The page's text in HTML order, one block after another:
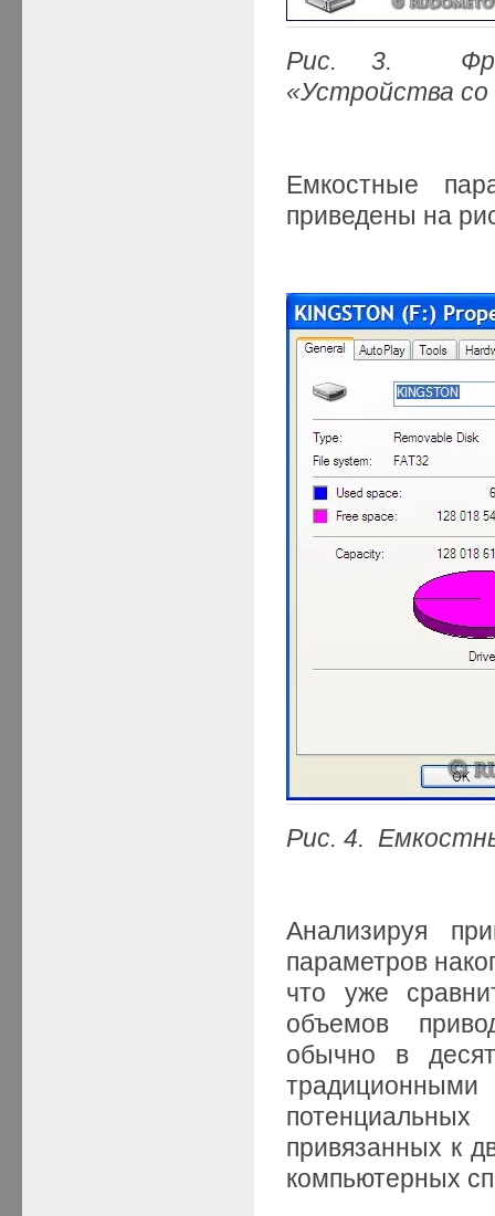
Рис. 3.
«Устройства
Емкостные
приведены на
Рис. 4.
Анализируя
параметров
что уже
объемов
обычно в
привязанных к
компьютерных